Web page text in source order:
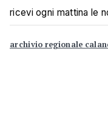
ricevi ogni mattina le
archivio regionale